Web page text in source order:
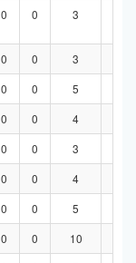
0 0 3
0 0 3
0 0 5
0 0 4
0 0 3
0 0 4
0 0 5
0 0 10